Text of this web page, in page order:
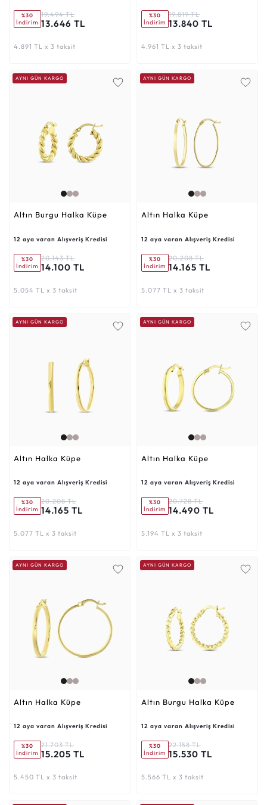
%30
İndirim
19.494 TL
13.646 TL
4.891 TL x 3 taksit
%30
İndirim
19.819 TL
13.840 TL
4.961 TL x 3 taksit
AYNI GÜN KARGO
Altın Burgu Halka Küpe
12 aya varan Alışveriş Kredisi
%30
İndirim
20.143 TL
14.100 TL
5.054 TL x 3 taksit
AYNI GÜN KARGO
Altın Halka Küpe
12 aya varan Alışveriş Kredisi
%30
İndirim
20.208 TL
14.165 TL
5.077 TL x 3 taksit
AYNI GÜN KARGO
Altın Halka Küpe
12 aya varan Alışveriş Kredisi
%30
İndirim
20.208 TL
14.165 TL
5.077 TL x 3 taksit
AYNI GÜN KARGO
Altın Halka Küpe
12 aya varan Alışveriş Kredisi
%30
İndirim
20.728 TL
14.490 TL
5.194 TL x 3 taksit
AYNI GÜN KARGO
Altın Halka Küpe
12 aya varan Alışveriş Kredisi
%30
İndirim
21.703 TL
15.205 TL
5.450 TL x 3 taksit
AYNI GÜN KARGO
Altın Burgu Halka Küpe
12 aya varan Alışveriş Kredisi
%30
İndirim
22.158 TL
15.530 TL
5.566 TL x 3 taksit